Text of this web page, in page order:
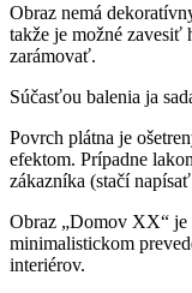
Obraz nemá
takže je možné zavesiť
zarámovať.
Súčasťou balenia ja
Povrch plátna je
efektom. Prípadne
zákazníka (stačí
Obraz „Domov XX“
minimalistickom
interiérov.